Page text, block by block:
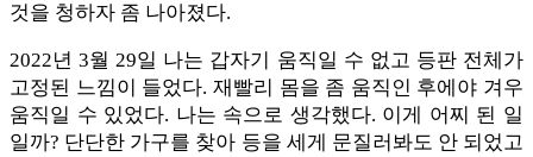
것을 청하자 좀 나아졌다.
2022년 3월 29일 나는 갑자기 움직일 수 없고 등판 전체가
고정된 느낌이 들었다. 재빨리 몸을 좀 움직인 후에야 겨우
움직일 수 있었다. 나는 속으로 생각했다. 이게 어찌 된 일
일까? 단단한 가구를 찾아 등을 세게 문질러봐도 안 되었고